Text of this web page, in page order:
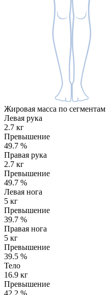
Жировая масса по сегментам
Левая рука
2.7 кг
Превышение
49.7 %
Правая рука
2.7 кг
Превышение
49.7 %
Левая нога
5 кг
Превышение
39.7 %
Правая нога
5 кг
Превышение
39.5 %
Тело
16.9 кг
Превышение
42.2 %